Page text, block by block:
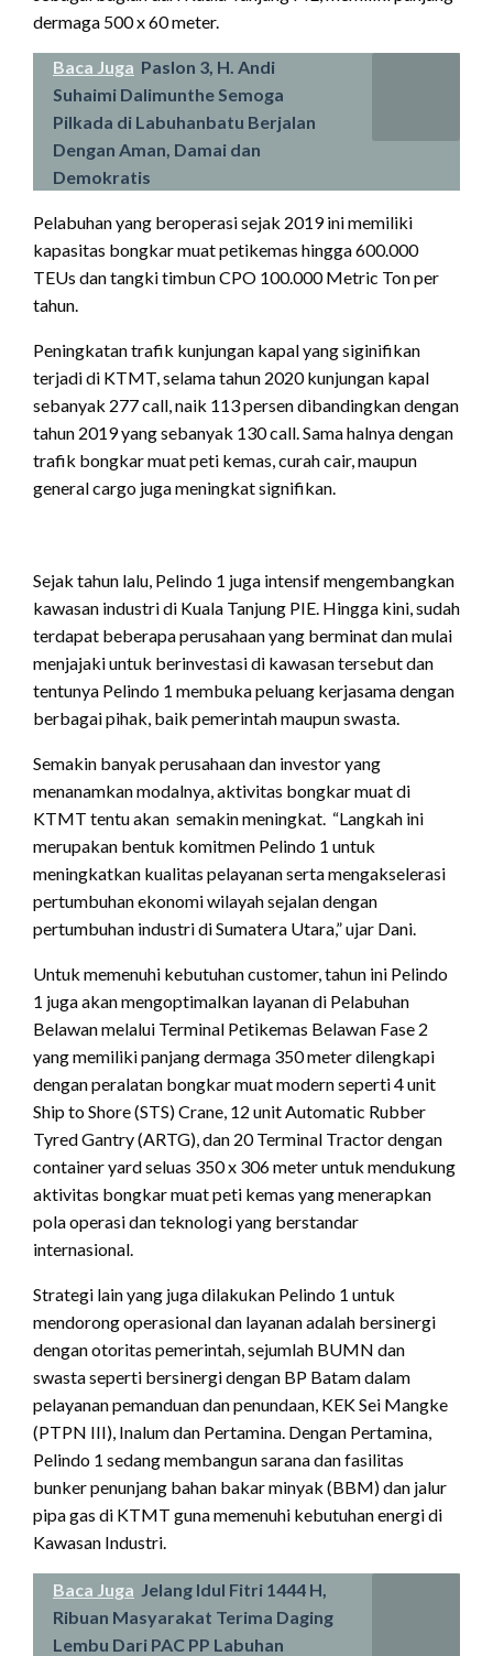
dermaga 500 x 60 meter.
Baca Juga Paslon 3, H. Andi
Suhaimi Dalimunthe Semoga
Pilkada di Labuhanbatu Berjalan
Dengan Aman, Damai dan
Demokratis
Pelabuhan yang beroperasi sejak 2019 ini memiliki
kapasitas bongkar muat petikemas hingga 600.000
TEUs dan tangki timbun CPO 100.000 Metric Ton per
tahun.
Peningkatan trafik kunjungan kapal yang siginifikan
terjadi di KTMT, selama tahun 2020 kunjungan kapal
sebanyak 277 call, naik 113 persen dibandingkan dengan
tahun 2019 yang sebanyak 130 call. Sama halnya dengan
trafik bongkar muat peti kemas, curah cair, maupun
general cargo juga meningkat signifikan.
Sejak tahun lalu, Pelindo 1 juga intensif mengembangkan
kawasan industri di Kuala Tanjung PIE. Hingga kini, sudah
terdapat beberapa perusahaan yang berminat dan mulai
menjajaki untuk berinvestasi di kawasan tersebut dan
tentunya Pelindo 1 membuka peluang kerjasama dengan
berbagai pihak, baik pemerintah maupun swasta.
Semakin banyak perusahaan dan investor yang
menanamkan modalnya, aktivitas bongkar muat di
KTMT tentu akan semakin meningkat. “Langkah ini
merupakan bentuk komitmen Pelindo 1 untuk
meningkatkan kualitas pelayanan serta mengakselerasi
pertumbuhan ekonomi wilayah sejalan dengan
pertumbuhan industri di Sumatera Utara,” ujar Dani.
Untuk memenuhi kebutuhan customer, tahun ini Pelindo
1 juga akan mengoptimalkan layanan di Pelabuhan
Belawan melalui Terminal Petikemas Belawan Fase 2
yang memiliki panjang dermaga 350 meter dilengkapi
dengan peralatan bongkar muat modern seperti 4 unit
Ship to Shore (STS) Crane, 12 unit Automatic Rubber
Tyred Gantry (ARTG), dan 20 Terminal Tractor dengan
container yard seluas 350 x 306 meter untuk mendukung
aktivitas bongkar muat peti kemas yang menerapkan
pola operasi dan teknologi yang berstandar
internasional.
Strategi lain yang juga dilakukan Pelindo 1 untuk
mendorong operasional dan layanan adalah bersinergi
dengan otoritas pemerintah, sejumlah BUMN dan
swasta seperti bersinergi dengan BP Batam dalam
pelayanan pemanduan dan penundaan, KEK Sei Mangke
(PTPN III), Inalum dan Pertamina. Dengan Pertamina,
Pelindo 1 sedang membangun sarana dan fasilitas
bunker penunjang bahan bakar minyak (BBM) dan jalur
pipa gas di KTMT guna memenuhi kebutuhan energi di
Kawasan Industri.
Baca Juga Jelang Idul Fitri 1444 H,
Ribuan Masyarakat Terima Daging
Lembu Dari PAC PP Labuhan